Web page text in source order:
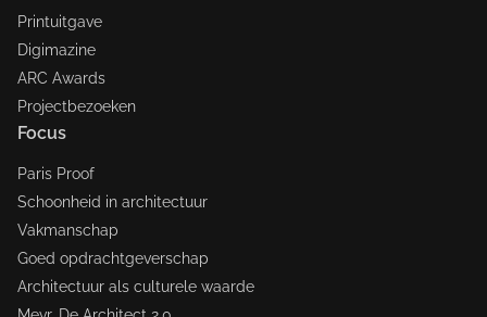
Printuitgave
Digimazine
ARC Awards
Projectbezoeken
Focus
Paris Proof
Schoonheid in architectuur
Vakmanschap
Goed opdrachtgeverschap
Architectuur als culturele waarde